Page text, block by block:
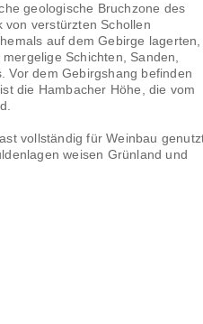
geologische Bruchzone des
von verstürzten Schollen
auf dem Gebirge lagerten,
Schichten, Sanden,
Vor dem Gebirgshang befinden
die Hambacher Höhe, die vom
vollständig für Weinbau
weisen Grünland und